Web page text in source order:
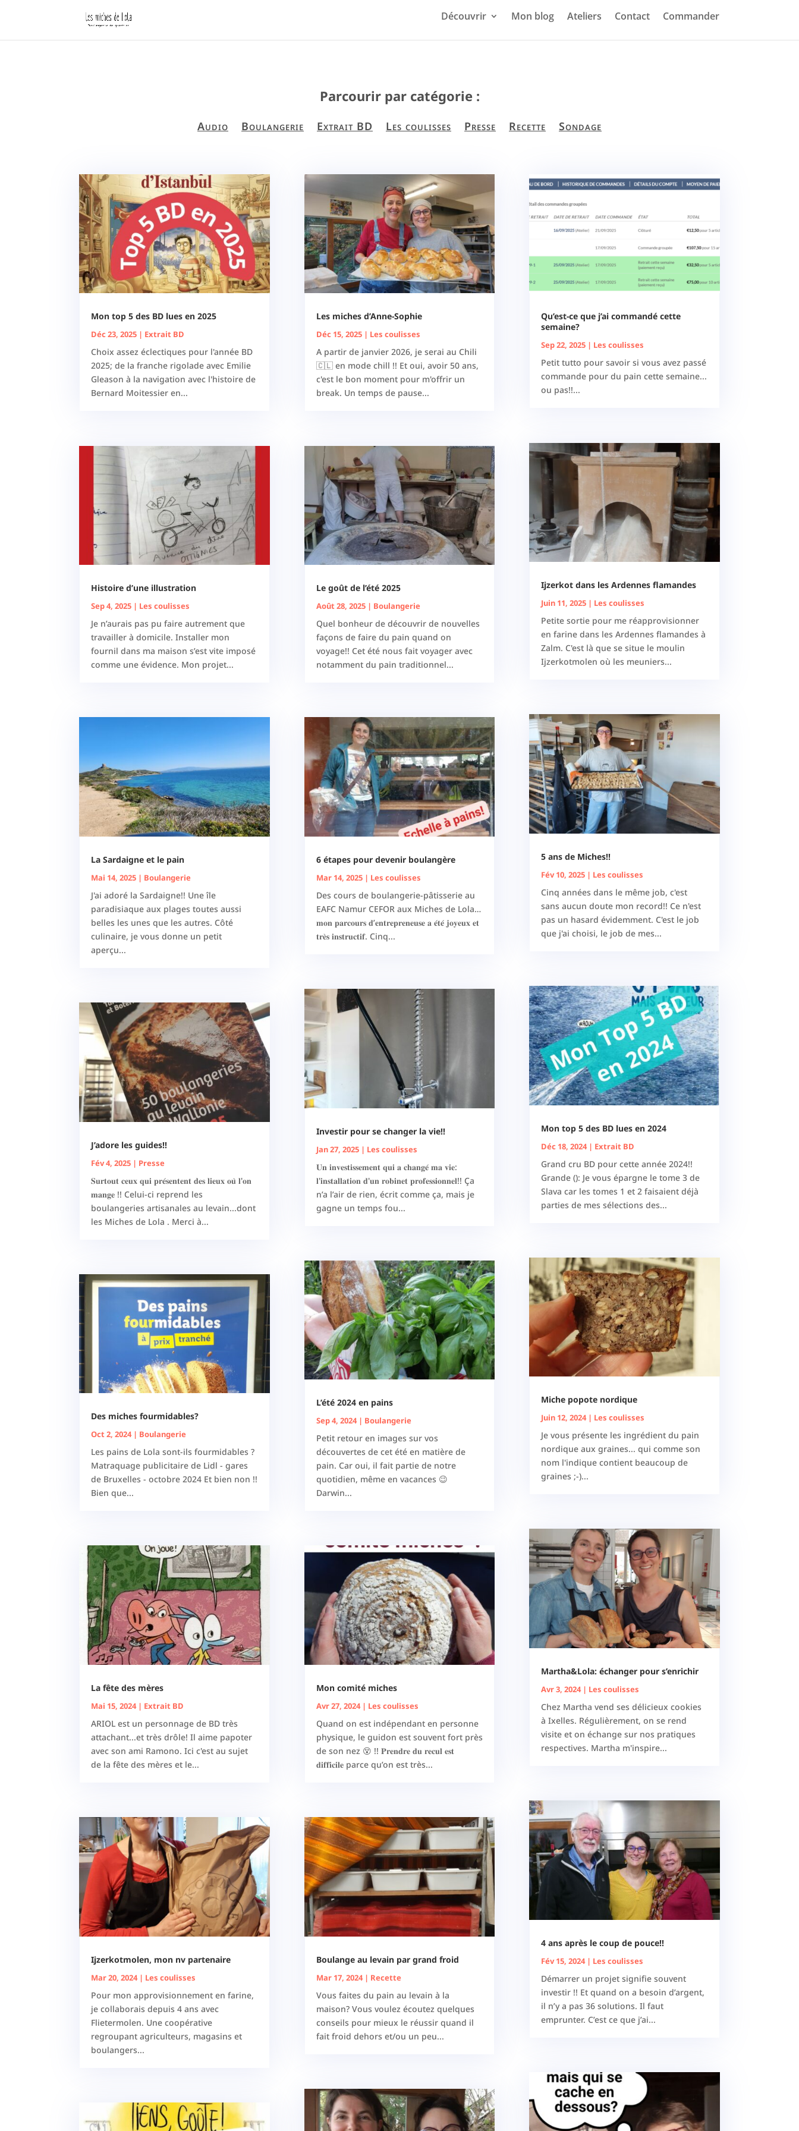
Découvrir Mon blog Ateliers Contact Commander
Parcourir par catégorie :
Audio Boulangerie Extrait BD Les coulisses Presse Recette Sondage
Mon top 5 des BD lues en 2025
Déc 23, 2025 | Extrait BD
Choix assez éclectiques pour l'année BD
2025; de la franche rigolade avec Emilie
Gleason à la navigation avec l'histoire de
Bernard Moitessier en...
Histoire d’une illustration
Sep 4, 2025 | Les coulisses
Je n’aurais pas pu faire autrement que
travailler à domicile. Installer mon
fournil dans ma maison s’est vite imposé
comme une évidence. Mon projet...
La Sardaigne et le pain
Mai 14, 2025 | Boulangerie
J'ai adoré la Sardaigne!! Une île
paradisiaque aux plages toutes aussi
belles les unes que les autres. Côté
culinaire, je vous donne un petit
aperçu...
J’adore les guides!!
Fév 4, 2025 | Presse
𝐒𝐮𝐫𝐭𝐨𝐮𝐭 𝐜𝐞𝐮𝐱 𝐪𝐮𝐢 𝐩𝐫𝐞́𝐬𝐞𝐧𝐭𝐞𝐧𝐭 𝐝𝐞𝐬 𝐥𝐢𝐞𝐮𝐱 𝐨𝐮̀ 𝐥'𝐨𝐧
𝐦𝐚𝐧𝐠𝐞 !! Celui-ci reprend les
boulangeries artisanales au levain...dont
les Miches de Lola . Merci à...
Des miches fourmidables?
Oct 2, 2024| Boulangerie
Les pains de Lola sont-ils fourmidables ?
Matraquage publicitaire de Lidl - gares
de Bruxelles - octobre 2024 Et bien non !!
Bien que...
La fête des mères
Mai 15, 2024| Extrait BD
ARIOL est un personnage de BD très
attachant...et très drôle! Il aime papoter
avec son ami Ramono. Ici c'est au sujet
de la fête des mères et le...
Ijzerkotmolen, mon nv partenaire
Mar 20, 2024| Les coulisses
Pour mon approvisionnement en farine,
je collaborais depuis 4 ans avec
Flietermolen. Une coopérative
regroupant agriculteurs, magasins et
boulangers...
Les miches d’Anne-Sophie
Déc 15, 2025| Les coulisses
A partir de janvier 2026, je serai au Chili
🇨🇱 en mode chill !! Et oui, avoir 50 ans,
c'est le bon moment pour m'offrir un
break. Un temps de pause...
Le goût de l’été 2025
Août 28, 2025| Boulangerie
Quel bonheur de découvrir de nouvelles
façons de faire du pain quand on
voyage!! Cet été nous fait voyager avec
notamment du pain traditionnel...
6 étapes pour devenir boulangère
Mar 14, 2025| Les coulisses
Des cours de boulangerie-pâtisserie au
EAFC Namur CEFOR aux Miches de Lola…
𝐦𝐨𝐧 𝐩𝐚𝐫𝐜𝐨𝐮𝐫𝐬 𝐝’𝐞𝐧𝐭𝐫𝐞𝐩𝐫𝐞𝐧𝐞𝐮𝐬𝐞 𝐚 𝐞́𝐭𝐞́ 𝐣𝐨𝐲𝐞𝐮𝐱 𝐞𝐭
𝐭𝐫𝐞̀𝐬 𝐢𝐧𝐬𝐭𝐫𝐮𝐜𝐭𝐢𝐟. Cinq...
Investir pour se changer la vie!!
Jan 27, 2025| Les coulisses
𝐔𝐧 𝐢𝐧𝐯𝐞𝐬𝐭𝐢𝐬𝐬𝐞𝐦𝐞𝐧𝐭 𝐪𝐮𝐢 𝐚 𝐜𝐡𝐚𝐧𝐠𝐞́ 𝐦𝐚 𝐯𝐢𝐞:
𝐥'𝐢𝐧𝐬𝐭𝐚𝐥𝐥𝐚𝐭𝐢𝐨𝐧 𝐝'𝐮𝐧 𝐫𝐨𝐛𝐢𝐧𝐞𝐭 𝐩𝐫𝐨𝐟𝐞𝐬𝐬𝐢𝐨𝐧𝐧𝐞𝐥!! Ça
n’a l’air de rien, écrit comme ça, mais je
gagne un temps fou...
L’été 2024 en pains
Sep 4, 2024| Boulangerie
Petit retour en images sur vos
découvertes de cet été en matière de
pain. Car oui, il fait partie de notre
quotidien, même en vacances 😉
Darwin...
Mon comité miches
Avr 27, 2024| Les coulisses
Quand on est indépendant en personne
physique, le guidon est souvent fort près
de son nez 😵 !! 𝐏𝐫𝐞𝐧𝐝𝐫𝐞 𝐝𝐮 𝐫𝐞𝐜𝐮𝐥 𝐞𝐬𝐭
𝐝𝐢𝐟𝐟𝐢𝐜𝐢𝐥𝐞 parce qu’on est très...
Boulange au levain par grand froid
Mar 17, 2024| Recette
Vous faites du pain au levain à la
maison? Vous voulez écoutez quelques
conseils pour mieux le réussir quand il
fait froid dehors et/ou un peu...
Qu’est-ce que j’ai commandé cette
semaine?
Sep 22, 2025| Les coulisses
Petit tutto pour savoir si vous avez passé
commande pour du pain cette semaine...
ou pas!!...
Ijzerkot dans les Ardennes flamandes
Juin 11, 2025| Les coulisses
Petite sortie pour me réapprovisionner
en farine dans les Ardennes flamandes à
Zalm. C'est là que se situe le moulin
Ijzerkotmolen où les meuniers...
5 ans de Miches!!
Fév 10, 2025| Les coulisses
Cinq années dans le même job, c'est
sans aucun doute mon record!! Ce n'est
pas un hasard évidemment. C'est le job
que j'ai choisi, le job de mes...
Mon top 5 des BD lues en 2024
Déc 18, 2024| Extrait BD
Grand cru BD pour cette année 2024!!
Grande (): Je vous épargne le tome 3 de
Slava car les tomes 1 et 2 faisaient déjà
parties de mes sélections des...
Miche popote nordique
Juin 12, 2024| Les coulisses
Je vous présente les ingrédient du pain
nordique aux graines... qui comme son
nom l'indique contient beaucoup de
graines ;-)...
Martha&Lola: échanger pour s’enrichir
Avr 3, 2024| Les coulisses
Chez Martha vend ses délicieux cookies
à Ixelles. Régulièrement, on se rend
visite et on échange sur nos pratiques
respectives. Martha m'inspire...
4 ans après le coup de pouce!!
Fév 15, 2024| Les coulisses
Démarrer un projet signifie souvent
investir !! Et quand on a besoin d’argent,
il n’y a pas 36 solutions. Il faut
emprunter. C’est ce que j’ai...